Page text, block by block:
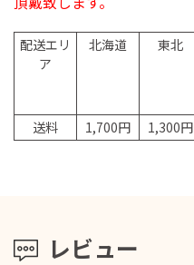
配送エリ
ア
北海道 東北
送料 1,700円 1,300円
レビュー